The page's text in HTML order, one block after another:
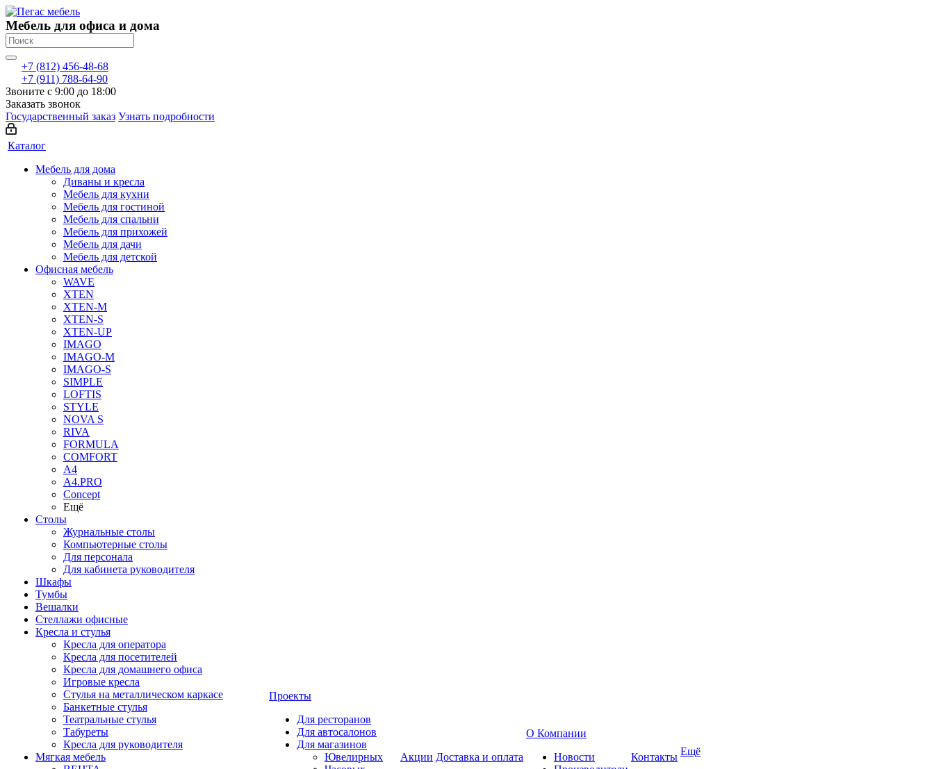
Мебель для офиса и дома
+7 (812) 456-48-68
+7 (911) 788-64-90
Звоните с 9:00 до 18:00
Заказать звонок
Государственный заказ Узнать подробности
Каталог
Мебель для дома
Диваны и кресла
Мебель для кухни
Мебель для гостиной
Мебель для спальни
Мебель для прихожей
Мебель для дачи
Мебель для детской
Офисная мебель
WAVE
XTEN
XTEN-M
XTEN-S
XTEN-UP
IMAGO
IMAGO-M
IMAGO-S
SIMPLE
LOFTIS
STYLE
NOVA S
RIVA
FORMULA
COMFORT
A4
A4.PRO
Concept
Ещё
Столы
Журнальные столы
Компьютерные столы
Для персонала
Для кабинета руководителя
Шкафы
Тумбы
Вешалки
Стеллажи офисные
Кресла и стулья
Кресла для оператора
Кресла для посетителей
Кресла для домашнего офиса
Игровые кресла
Стулья на металлическом каркасе
Банкетные стулья
Театральные стулья
Табуреты
Кресла для руководителя
Мягкая мебель
Проекты
Для ресторанов
Для автосалонов
Для магазинов
Ювелирных
Акции Доставка и оплата
О Компании
Новости
Контакты Ещё